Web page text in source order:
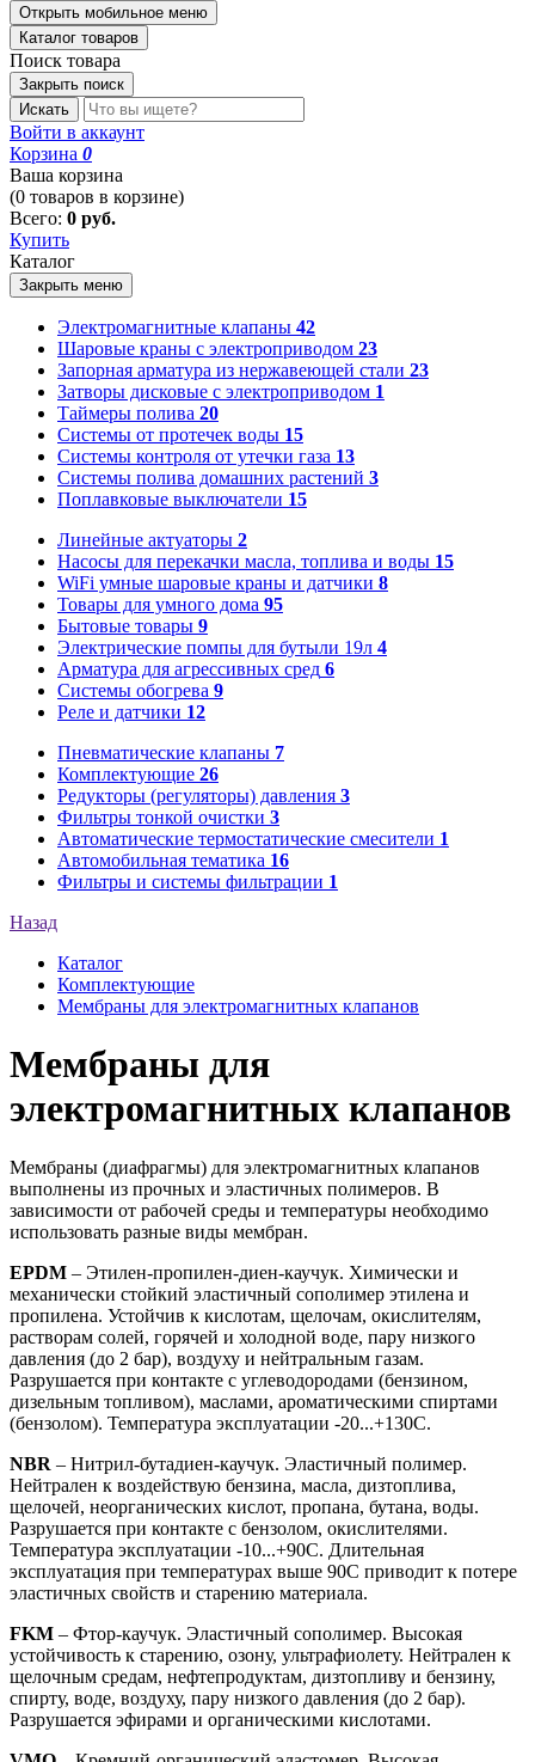
Открыть мобильное меню
Каталог товаров
Поиск товара
Закрыть поиск
Искать
Войти в аккаунт
Корзина 0
Ваша корзина
(0 товаров в корзине)
Всего: 0 руб.
Купить
Каталог
Закрыть меню
Электромагнитные клапаны 42
Шаровые краны с электроприводом 23
Запорная арматура из нержавеющей стали 23
Затворы дисковые с электроприводом 1
Таймеры полива 20
Системы от протечек воды 15
Системы контроля от утечки газа 13
Системы полива домашних растений 3
Поплавковые выключатели 15
Линейные актуаторы 2
Насосы для перекачки масла, топлива и воды 15
WiFi умные шаровые краны и датчики 8
Товары для умного дома 95
Бытовые товары 9
Электрические помпы для бутыли 19л 4
Арматура для агрессивных сред 6
Системы обогрева 9
Реле и датчики 12
Пневматические клапаны 7
Комплектующие 26
Редукторы (регуляторы) давления 3
Фильтры тонкой очистки 3
Автоматические термостатические смесители 1
Автомобильная тематика 16
Фильтры и системы фильтрации 1
Назад
Каталог
Комплектующие
Мембраны для электромагнитных клапанов
Мембраны для
электромагнитных клапанов
Мембраны (диафрагмы) для электромагнитных клапанов
выполнены из прочных и эластичных полимеров. В
зависимости от рабочей среды и температуры необходимо
использовать разные виды мембран.
EPDM – Этилен-пропилен-диен-каучук. Химически и
механически стойкий эластичный сополимер этилена и
пропилена. Устойчив к кислотам, щелочам, окислителям,
растворам солей, горячей и холодной воде, пару низкого
давления (до 2 бар), воздуху и нейтральным газам.
Разрушается при контакте с углеводородами (бензином,
дизельным топливом), маслами, ароматическими спиртами
(бензолом). Температура эксплуатации -20...+130С.
NBR – Нитрил-бутадиен-каучук. Эластичный полимер.
Нейтрален к воздействую бензина, масла, дизтоплива,
щелочей, неорганических кислот, пропана, бутана, воды.
Разрушается при контакте с бензолом, окислителями.
Температура эксплуатации -10...+90С. Длительная
эксплуатация при температурах выше 90С приводит к потере
эластичных свойств и старению материала.
FKM – Фтор-каучук. Эластичный сополимер. Высокая
устойчивость к старению, озону, ультрафиолету. Нейтрален к
щелочным средам, нефтепродуктам, дизтопливу и бензину,
спирту, воде, воздуху, пару низкого давления (до 2 бар).
Разрушается эфирами и органическими кислотами.